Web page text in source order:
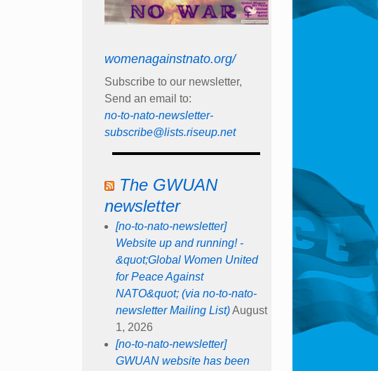
womenagainstnato.org/
Subscribe to our newsletter,
Send an email to:
no-to-nato-newsletter-
subscribe@lists.riseup.net
The GWUAN
newsletter
[no-to-nato-newsletter]
Website up and running! -
&quot;Global Women United
for Peace Against
NATO&quot; (via no-to-nato-
newsletter Mailing List) August
1, 2026
[no-to-nato-newsletter]
GWUAN website has been